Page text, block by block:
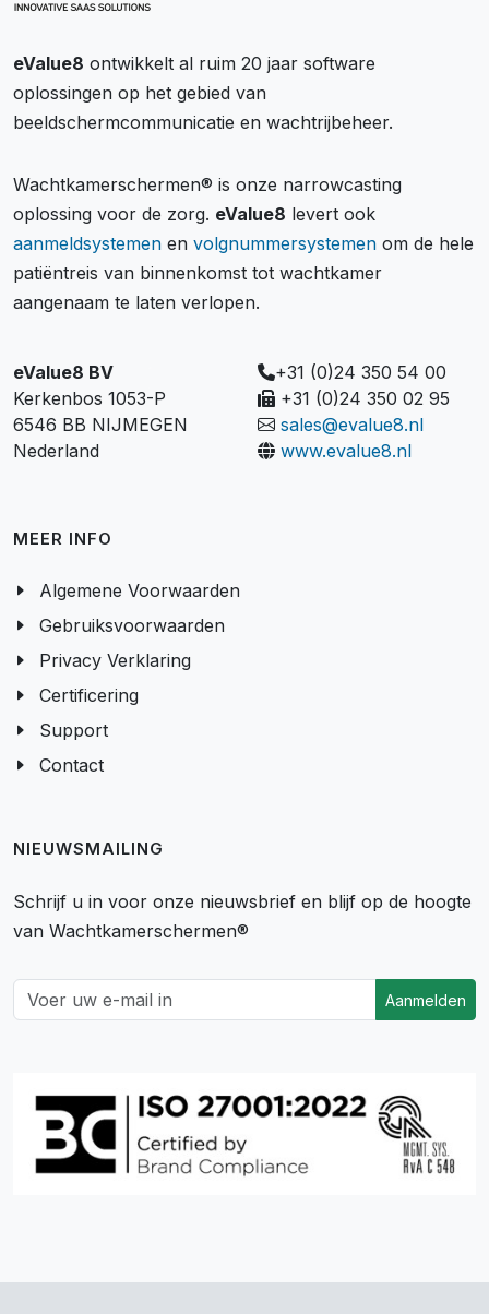
eValue8 ontwikkelt al ruim 20 jaar software
oplossingen op het gebied van
beeldschermcommunicatie en wachtrijbeheer.
Wachtkamerschermen® is onze narrowcasting
oplossing voor de zorg. eValue8 levert ook
aanmeldsystemen en volgnummersystemen om de hele
patiëntreis van binnenkomst tot wachtkamer
aangenaam te laten verlopen.
eValue8 BV
Kerkenbos 1053-P
6546 BB NIJMEGEN
Nederland
+31 (0)24 350 54 00
+31 (0)24 350 02 95
sales@evalue8.nl
www.evalue8.nl
MEER INFO
Algemene Voorwaarden
Gebruiksvoorwaarden
Privacy Verklaring
Certificering
Support
Contact
NIEUWSMAILING
Schrijf u in voor onze nieuwsbrief en blijf op de hoogte
van Wachtkamerschermen®
Aanmelden